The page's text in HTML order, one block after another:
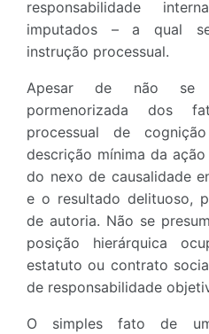
responsabilidade
imputados – a qual
instrução processual.
Apesar de não se
pormenorizada dos
processual de
descrição mínima da
do nexo de causalidade
e o resultado delituoso,
de autoria. Não se
posição hierárquica
estatuto ou contrato
de responsabilidade
O simples fato de